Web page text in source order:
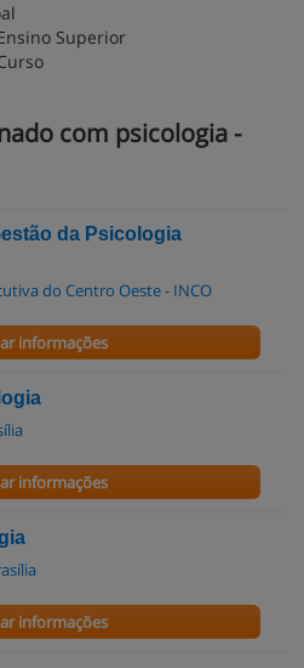
Superior
com psicologia -
da Psicologia
do Centro Oeste - INCO
informações
informações
informações